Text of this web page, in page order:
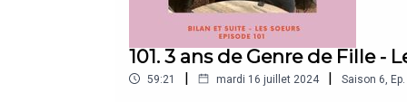
101. 3 ans de Genre de Fille -
59:21 | mardi 16 juillet 2024 | Saison 6 Ep.